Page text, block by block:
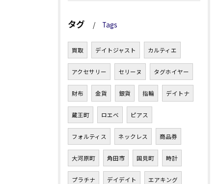
タグ Tags
買取 デイトジャスト カルティエ
アクセサリー セリーヌ タグホイヤー
財布 金貨 銀貨 指輪 デイトナ
蔵王町 ロエベ ピアス
フォルティス ネックレス 商品券
大河原町 角田市 国見町 時計
プラチナ デイデイト エアキング